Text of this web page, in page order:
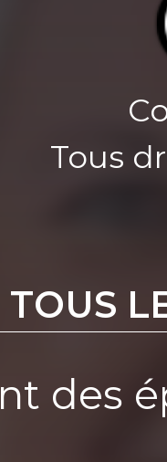
Tous
TOUS
des